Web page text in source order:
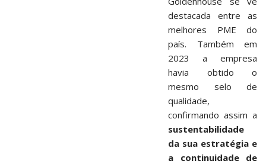
destacada entre as
melhores PME do
país. Também em
2023 a empresa
havia obtido o
mesmo selo de
qualidade,
confirmando assim a
sustentabilidade
da sua estratégia e
a continuidade de